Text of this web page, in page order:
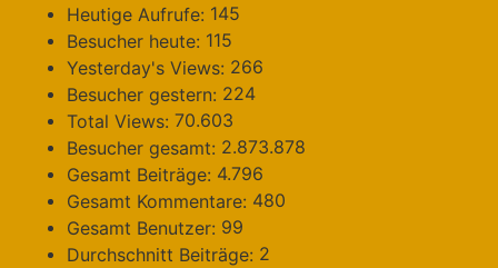
Heutige Aufrufe: 145
Besucher heute: 115
Yesterday's Views: 266
Besucher gestern: 224
Total Views: 70.603
Besucher gesamt: 2.873.878
Gesamt Beiträge: 4.796
Gesamt Kommentare: 480
Gesamt Benutzer: 99
Durchschnitt Beiträge: 2